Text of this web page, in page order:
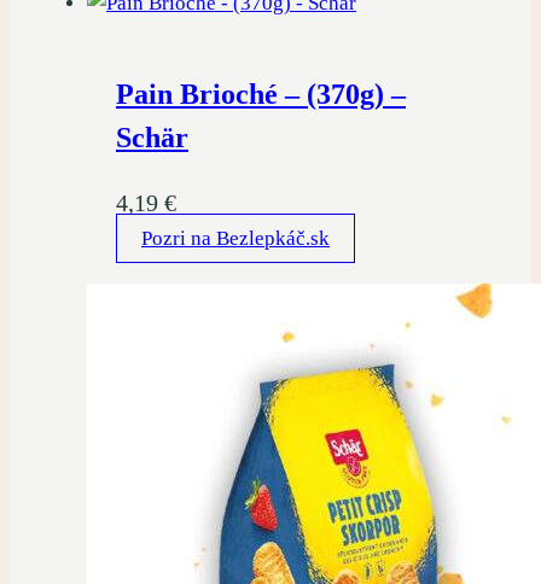
Pain Brioché – (370g) –
Schär
4,19 €
Pozri na Bezlepkáč.sk